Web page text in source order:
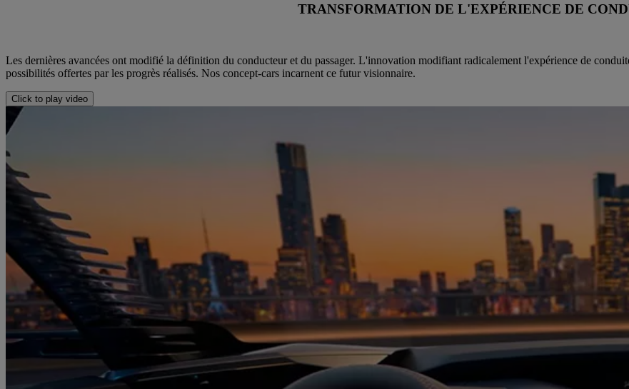
TRANSFORMATION DE L'EXPÉRIENCE DE
Les dernières avancées ont modifié la définition du conducteur et du passager. L'innovation modifiant radicalement l'expérience de
possibilités offertes par les progrès réalisés. Nos concept-cars incarnent ce futur visionnaire.
Click to play video